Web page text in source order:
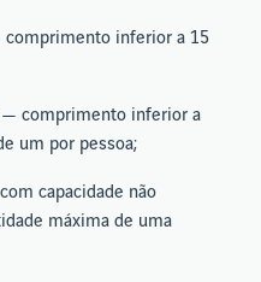
inferior a 15
— comprimento inferior a
um por pessoa;
capacidade não
máxima de uma